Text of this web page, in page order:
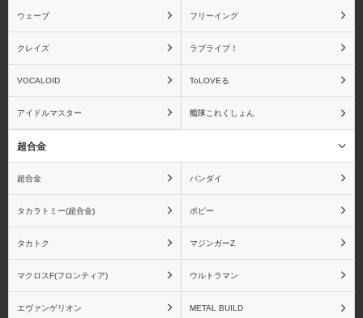
ディ・モールト ベネ ねんどろいど
ウェーブ フリーイング
クレイズ ラブライブ！
VOCALOID ToLOVEる
アイドルマスター 艦隊これくしょん
超合金
超合金 バンダイ
タカラトミー(超合金) ポピー
タカトク マジンガーZ
マクロスF(フロンティア) ウルトラマン
エヴァンゲリオン METAL BUILD